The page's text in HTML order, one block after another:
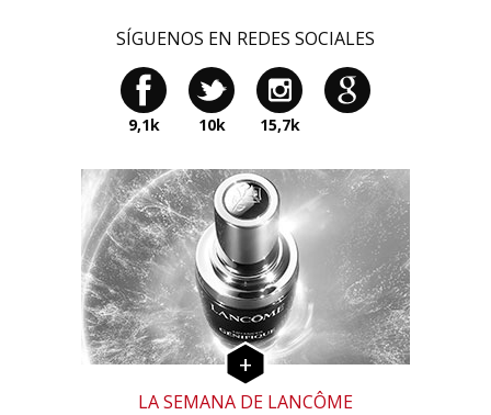
SÍGUENOS EN REDES SOCIALES
9,1k 10k 15,7k
LA SEMANA DE LANCÔME